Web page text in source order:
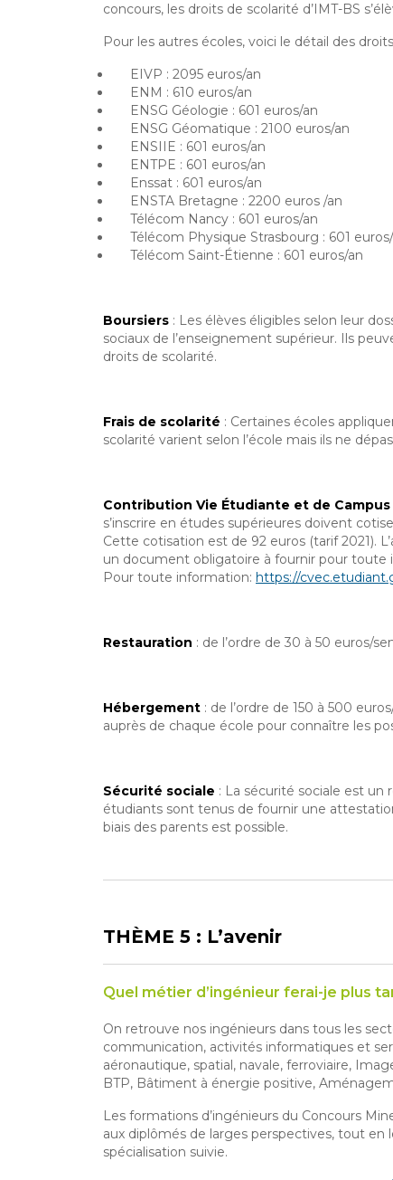
concours, les droits de scolarité d’IMT-BS
Pour les autres écoles, voici le détail des
EIVP : 2095 euros/an
ENM : 610 euros/an
ENSG Géologie : 601 euros/an
ENSG Géomatique : 2100 euros/an
ENSIIE : 601 euros/an
ENTPE : 601 euros/an
Enssat : 601 euros/an
ENSTA Bretagne : 2200 euros /an
Télécom Nancy : 601 euros/an
Télécom Physique Strasbourg : 601
Télécom Saint-Étienne : 601 euros/an
Boursiers : Les élèves éligibles selon leur
sociaux de l’enseignement supérieur. Ils
droits de scolarité.
Frais de scolarité : Certaines écoles
scolarité varient selon l’école mais ils ne
Contribution Vie Étudiante et de Campus
s’inscrire en études supérieures doivent
Cette cotisation est de 92 euros (tarif 2021).
un document obligatoire à fournir pour toute
Pour toute information: https://
Restauration : de l’ordre de 30 à 50 euros/
Hébergement : de l’ordre de 150 à 500
auprès de chaque école pour connaître les
Sécurité sociale : La sécurité sociale est un
étudiants sont tenus de fournir une
biais des parents est possible.
THÈME 5 : L’avenir
Quel métier d’ingénieur ferai-je plus
On retrouve nos ingénieurs dans tous les
communication, activités informatiques et
aéronautique, spatial, navale, ferroviaire,
BTP, Bâtiment à énergie positive,
Les formations d’ingénieurs du Concours
aux diplômés de larges perspectives, tout
spécialisation suivie.